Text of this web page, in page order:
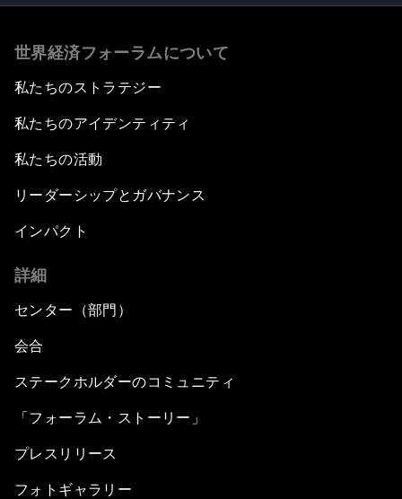
世界経済フォーラムについて
私たちのストラテジー
私たちのアイデンティティ
私たちの活動
リーダーシップとガバナンス
インパクト
詳細
センター（部門）
会合
ステークホルダーのコミュニティ
「フォーラム・ストーリー」
プレスリリース
フォトギャラリー